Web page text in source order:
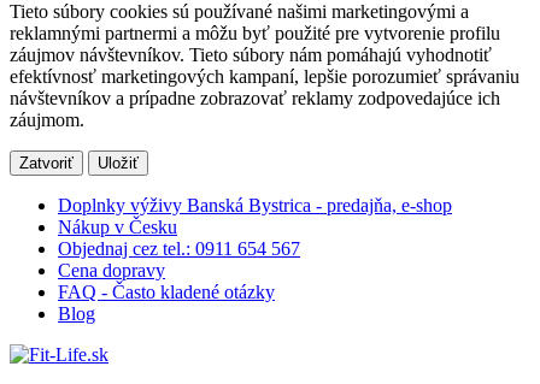
Tieto súbory cookies sú používané našimi marketingovými a
reklamnými partnermi a môžu byť použité pre vytvorenie profilu
záujmov návštevníkov. Tieto súbory nám pomáhajú vyhodnotiť
efektívnosť marketingových kampaní, lepšie porozumieť správaniu
návštevníkov a prípadne zobrazovať reklamy zodpovedajúce ich
záujmom.
Zatvoriť Uložiť
Doplnky výživy Banská Bystrica - predajňa, e-shop
Nákup v Česku
Objednaj cez tel.: 0911 654 567
Cena dopravy
FAQ - Často kladené otázky
Blog